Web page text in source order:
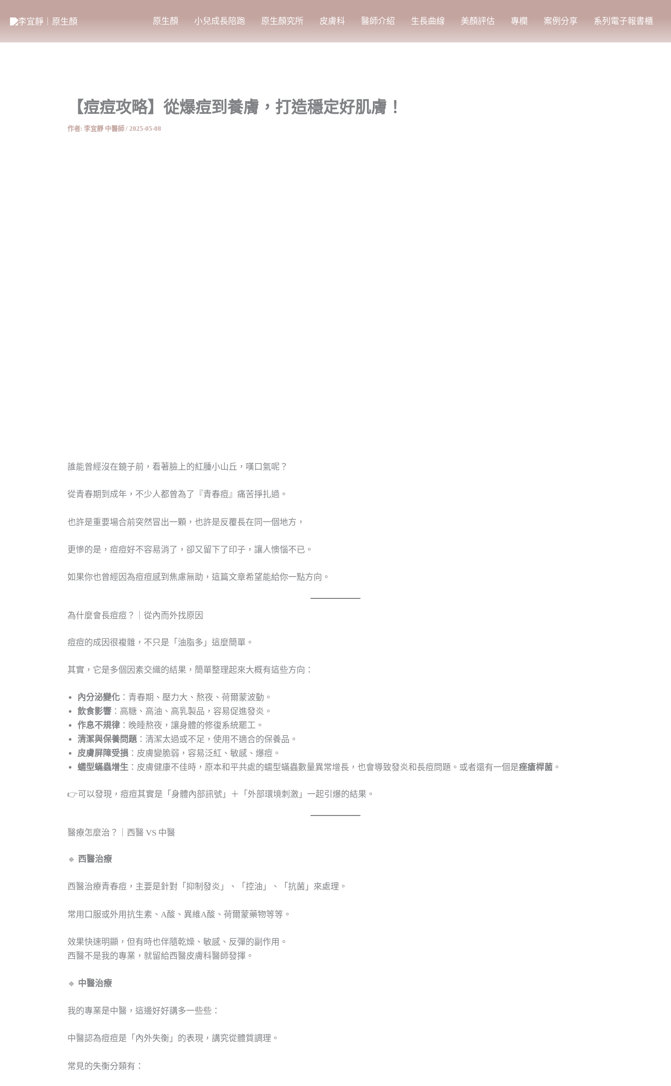
原生顏 小兒成長陪跑 原生顏究所 皮膚科 醫師介紹 生長曲線 美顏評估 專欄 案例分享 系列電子報書櫃
【痘痘攻略】從爆痘到養膚，打造穩定好肌膚！
作者: 李宜靜 中醫師 / 2025-05-08
誰能曾經沒在鏡子前，看著臉上的紅腫小山丘，嘆口氣呢？
從青春期到成年，不少人都曾為了『青春痘』痛苦掙扎過。
也許是重要場合前突然冒出一顆，也許是反覆長在同一個地方，
更慘的是，痘痘好不容易消了，卻又留下了印子，讓人懊惱不已。
如果你也曾經因為痘痘感到焦慮無助，這篇文章希望能給你一點方向。
為什麼會長痘痘？｜從內而外找原因
痘痘的成因很複雜，不只是「油脂多」這麼簡單。
其實，它是多個因素交織的結果，簡單整理起來大概有這些方向：
內分泌變化：青春期、壓力大、熬夜、荷爾蒙波動。
飲食影響：高糖、高油、高乳製品，容易促進發炎。
作息不規律：晚睡熬夜，讓身體的修復系統罷工。
清潔與保養問題：清潔太過或不足，使用不適合的保養品。
皮膚屏障受損：皮膚變脆弱，容易泛紅、敏感、爆痘。
蠕型蟎蟲增生：皮膚健康不佳時，原本和平共處的蠕型蟎蟲數量異常增長，也會導致發炎和長痘問題。或者還有一個是痤瘡桿菌。
👉可以發現，痘痘其實是「身體內部訊號」＋「外部環境刺激」一起引爆的結果。
醫療怎麼治？｜西醫 VS 中醫
🔹 西醫治療
西醫治療青春痘，主要是針對「抑制發炎」、「控油」、「抗菌」來處理。
常用口服或外用抗生素、A酸、異維A酸、荷爾蒙藥物等等。
效果快速明顯，但有時也伴隨乾燥、敏感、反彈的副作用。
西醫不是我的專業，就留給西醫皮膚科醫師發揮。
🔹 中醫治療
我的專業是中醫，這邊好好講多一些些：
中醫認為痘痘是「內外失衡」的表現，講究從體質調理。
常見的失衡分類有：